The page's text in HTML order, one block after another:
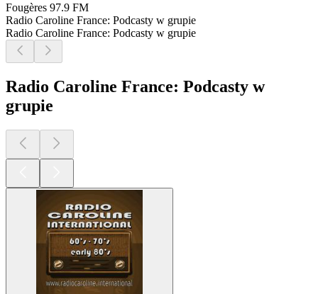
Fougères 97.9 FM
Radio Caroline France: Podcasty w grupie
Radio Caroline France: Podcasty w grupie
Radio Caroline France: Podcasty w
grupie